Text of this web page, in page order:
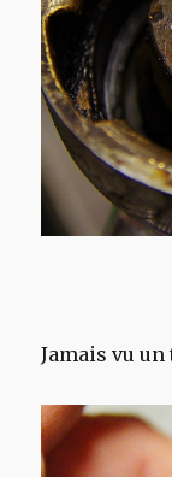
Jamais vu